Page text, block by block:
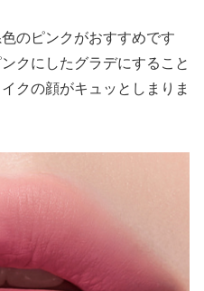
のピンクがおすすめです
クにしたグラデにすること
クの顔がキュッとしまりま